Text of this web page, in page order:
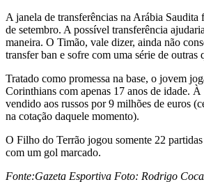
A janela de transferências na Arábia Saudita
de setembro. A possível transferência
maneira. O Timão, vale dizer, ainda não
transfer ban e sofre com uma série de outras
Tratado como promessa na base, o jovem
Corinthians com apenas 17 anos de idade.
vendido aos russos por 9 milhões de euros
na cotação daquele momento).
O Filho do Terrão jogou somente 22
com um gol marcado.
Fonte:Gazeta Esportiva Foto: Rodrigo